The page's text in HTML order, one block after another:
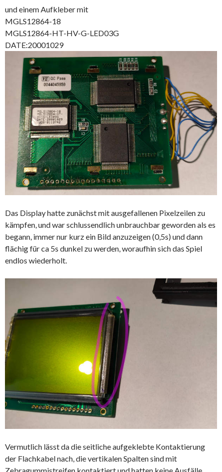
und einem Aufkleber mit
MGLS12864-18
MGLS12864-HT-HV-G-LED03G
DATE:20001029
Das Display hatte zunächst mit ausgefallenen Pixelzeilen zu
kämpfen, und war schlussendlich unbrauchbar geworden als es
begann, immer nur kurz ein Bild anzuzeigen (0,5s) und dann
flächig für ca 5s dunkel zu werden, woraufhin sich das Spiel
endlos wiederholt.
Vermutlich lässt da die seitliche aufgeklebte Kontaktierung
der Flachkabel nach, die vertikalen Spalten sind mit